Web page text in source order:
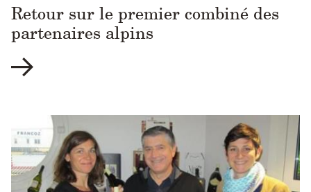
Retour sur le premier combiné des
partenaires alpins